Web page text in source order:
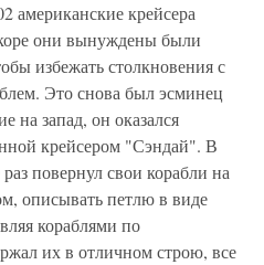
американские крейсера
они вынуждены были
избежать столкновения с
Это снова был эсминец
запад, он оказался
крейсером "Сэндай". В
повернул свои корабли на
описывать петлю в виде
кораблями по
их в отличном строю, все